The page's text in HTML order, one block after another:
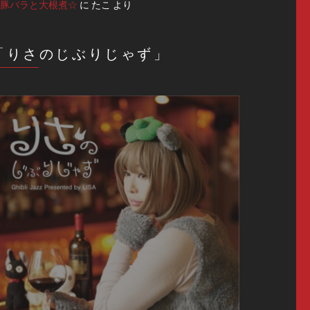
バラと大根煮☆ に たこ より
りさのじぶりじゃず」